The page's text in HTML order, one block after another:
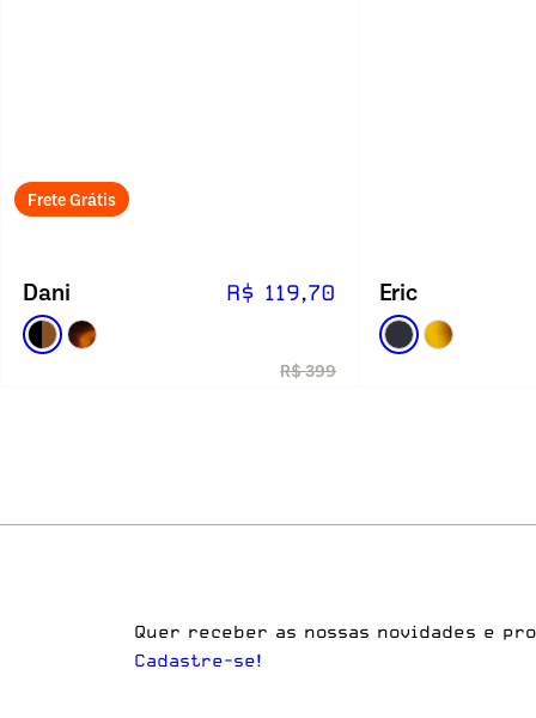
Frete Grátis
Dani R$ 119,70
R$ 399
Eric
Quer receber as nossas novidades e
Cadastre-se!